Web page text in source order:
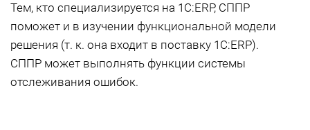
Тем, кто специализируется на 1C:ERP, СППР
поможет и в изучении функциональной модели
решения (т. к. она входит в поставку 1С:ERP).
СППР может выполнять функции системы
отслеживания ошибок.